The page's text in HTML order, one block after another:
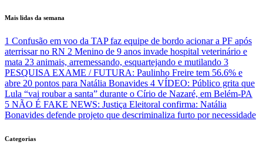
Mais lidas da semana
1 Confusão em voo da TAP faz equipe de bordo acionar a PF após
aterrissar no RN 2 Menino de 9 anos invade hospital veterinário e
mata 23 animais, arremessando, esquartejando e mutilando 3
PESQUISA EXAME / FUTURA: Paulinho Freire tem 56.6% e
abre 20 pontos para Natália Bonavides 4 VÍDEO: Público grita que
Lula “vai roubar a santa” durante o Círio de Nazaré, em Belém-PA
5 NÃO É FAKE NEWS: Justiça Eleitoral confirma: Natália
Bonavides defende projeto que descriminaliza furto por necessidade
Categorias